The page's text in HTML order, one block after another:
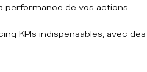
performance de vos actions.
KPIs indispensables, avec